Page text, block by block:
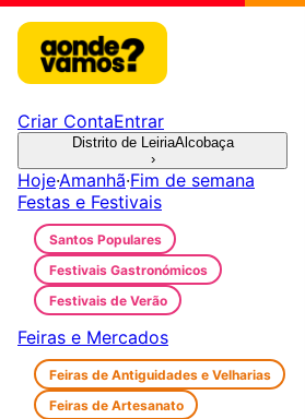
Criar ContaEntrar
Distrito de LeiriaAlcobaça
›
Hoje·Amanhã·Fim de semana
Festas e Festivais
Santos Populares
Festivais Gastronómicos
Festivais de Verão
Feiras e Mercados
Feiras de Antiguidades e Velharias
Feiras de Artesanato